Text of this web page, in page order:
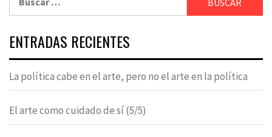
ENTRADAS RECIENTES
La política cabe en el arte, pero no el arte en la política
El arte como cuidado de sí (5/5)